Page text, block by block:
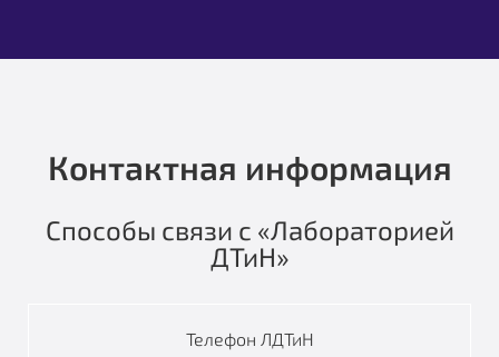
Контактная информация
Способы связи с «Лабораторией
ДТиН»
Телефон ЛДТиН